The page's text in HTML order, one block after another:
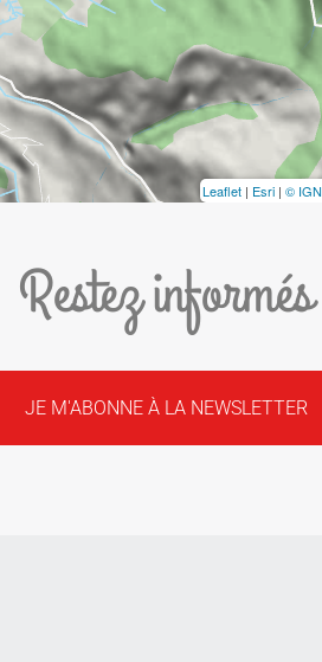
Leaflet | Esri | © IGN
Restez informés
JE M'ABONNE À LA NEWSLETTER